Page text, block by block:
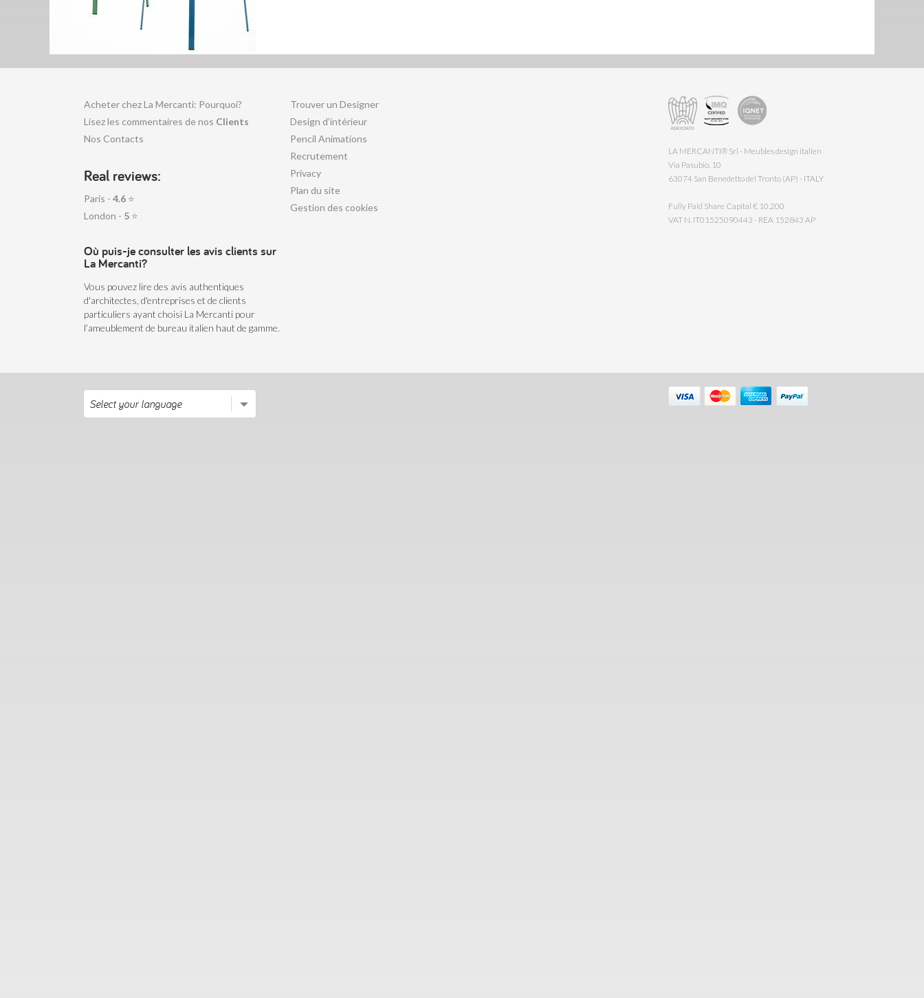
Acheter chez La Mercanti: Pourquoi?
Lisez les commentaires de nos Clients
Nos Contacts
Real reviews:
Paris - 4.6 ⭐
London - 5 ⭐
Où puis-je consulter les avis clients sur
La Mercanti?
Vous pouvez lire des avis authentiques
d'architectes, d'entreprises et de clients
particuliers ayant choisi La Mercanti pour
l’ameublement de bureau italien haut de gamme.
Trouver un Designer
Design d’intérieur
Pencil Animations
Recrutement
Privacy
Plan du site
Gestion des cookies
LA MERCANTI® Srl - Meubles design italien
Via Pasubio, 10
63074 San Benedetto del Tronto (AP) - ITALY
Fully Paid Share Capital € 10.200
VAT N. IT01525090443 - REA 152843 AP